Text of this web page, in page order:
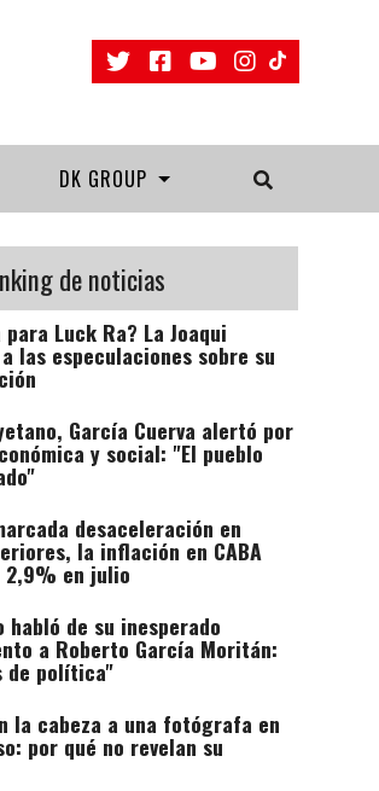
DK GROUP
de noticias
Luck Ra? La Joaqui
las especulaciones sobre su
García Cuerva alertó por
y social: "El pueblo
desaceleración en
la inflación en CABA
2,9% en julio
habló de su inesperado
a Roberto García Moritán:
de política"
la cabeza a una fotógrafa en
por qué no revelan su